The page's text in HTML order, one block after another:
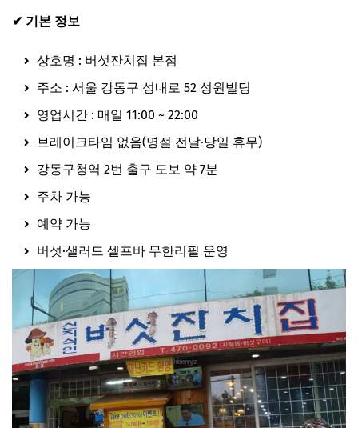
✔ 기본 정보
상호명 : 버섯잔치집 본점
주소 : 서울 강동구 성내로 52 성원빌딩
영업시간 : 매일 11:00 ~ 22:00
브레이크타임 없음(명절 전날·당일 휴무)
강동구청역 2번 출구 도보 약 7분
주차 가능
예약 가능
버섯·샐러드 셀프바 무한리필 운영